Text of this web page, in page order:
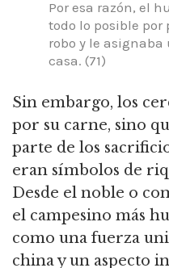
Por esa razón, el
todo lo posible por
robo y le asignaba
casa. (71)
Sin embargo, los
por su carne, sino
parte de los
eran símbolos de
Desde el noble o
el campesino más
como una fuerza
china y un aspecto